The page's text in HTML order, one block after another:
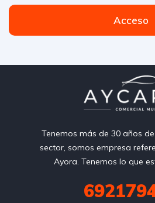
Acceso
Tenemos más de 30 años
sector, somos empresa
Ayora. Tenemos lo que